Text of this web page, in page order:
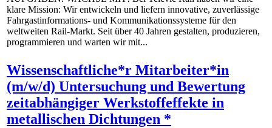
klare Mission: Wir entwickeln und liefern innovative, zuverlässige
Fahrgastinformations- und Kommunikationssysteme für den
weltweiten Rail-Markt. Seit über 40 Jahren gestalten, produzieren,
programmieren und warten wir mit...
Wissenschaftliche*r Mitarbeiter*in
(m/w/d) Untersuchung und Bewertung
zeitabhängiger Werkstoffeffekte in
metallischen Dichtungen *